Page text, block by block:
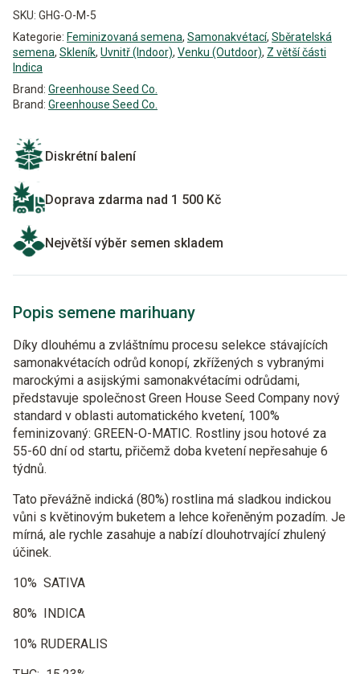
SKU: GHG-O-M-5
Kategorie: Feminizovaná semena, Samonakvétací, Sběratelská
semena, Skleník, Uvnitř (Indoor), Venku (Outdoor), Z větší části
Indica
Brand: Greenhouse Seed Co.
Brand: Greenhouse Seed Co.
Diskrétní balení
Doprava zdarma nad 1 500 Kč
Největší výběr semen skladem
Popis semene marihuany
Díky dlouhému a zvláštnímu procesu selekce stávajících
samonakvétacích odrůd konopí, zkřížených s vybranými
marockými a asijskými samonakvétacími odrůdami,
představuje společnost Green House Seed Company nový
standard v oblasti automatického kvetení, 100%
feminizovaný: GREEN-O-MATIC. Rostliny jsou hotové za
55-60 dní od startu, přičemž doba kvetení nepřesahuje 6
týdnů.
Tato převážně indická (80%) rostlina má sladkou indickou
vůni s květinovým buketem a lehce kořeněným pozadím. Je
mírná, ale rychle zasahuje a nabízí dlouhotrvající zhulený
účinek.
10% SATIVA
80% INDICA
10% RUDERALIS